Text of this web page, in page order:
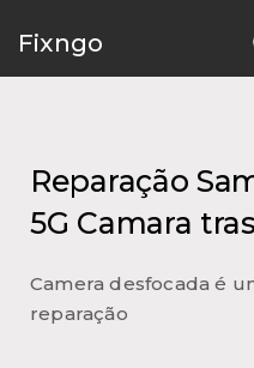
Fixngo
Reparação
5G Camara
Camera desfocada é
reparação